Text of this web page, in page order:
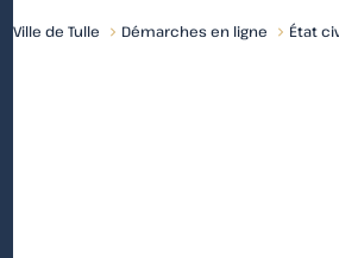
Ville de Tulle Démarches en ligne État